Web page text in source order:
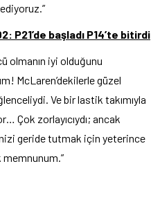
P21’de başladı P14’te bitirdi
olmanın iyi olduğunu
McLaren’dekilerle güzel
Ve bir lastik takımıyla
Çok zorlayıcıydı; ancak
geride tutmak için yeterince
memnunum.”